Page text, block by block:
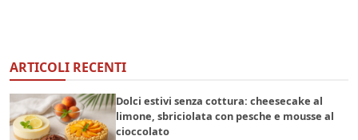
ARTICOLI RECENTI
Dolci estivi senza cottura: cheesecake al
limone, sbriciolata con pesche e mousse al
cioccolato